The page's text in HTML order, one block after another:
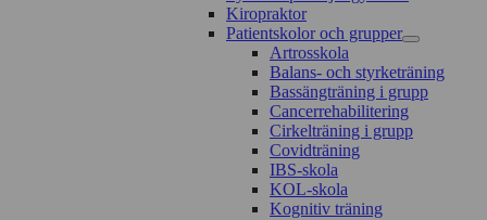
Kiropraktor
Patientskolor och grupper
Artrosskola
Balans- och styrketräning
Bassängträning i grupp
Cancerrehabilitering
Cirkelträning i grupp
Covidträning
IBS-skola
KOL-skola
Kognitiv träning